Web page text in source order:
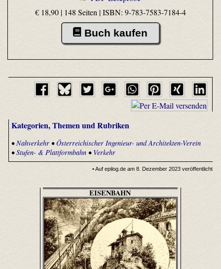
€ 18,90 | 148 Seiten |ISBN: 9-783-7583-7184-4
Buch kaufen
Kategorien, Themen und Rubriken
•Nahverkehr•Österreichischer Ingenieur- und Architekten-Verein
•Stufen- & Plattformbahn• Verkehr
• Auf epilog.de am 8. Dezember 2023 veröffentlicht
EISENBAHN